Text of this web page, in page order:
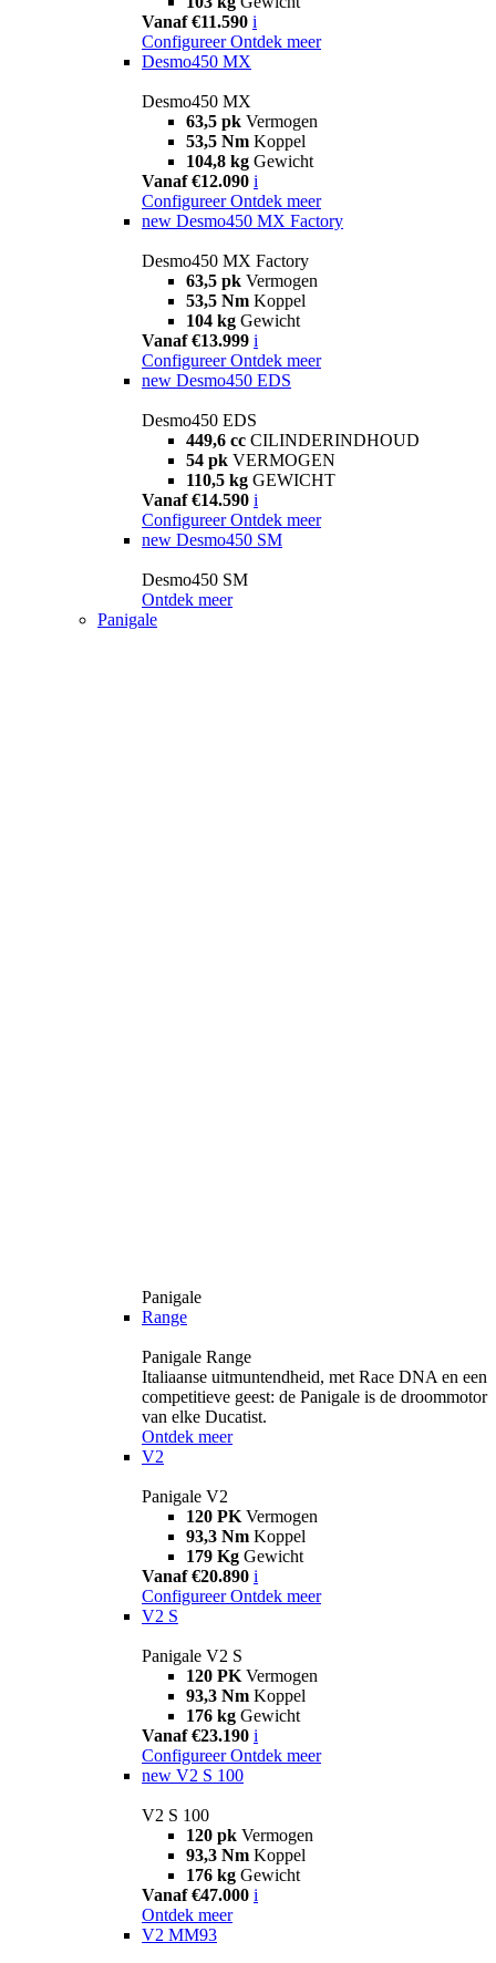
Vanaf €11.590 i
Configureer Ontdek meer
Desmo450 MX
Desmo450 MX
63,5 pk Vermogen
53,5 Nm Koppel
104,8 kg Gewicht
Vanaf €12.090 i
Configureer Ontdek meer
new Desmo450 MX Factory
Desmo450 MX Factory
63,5 pk Vermogen
53,5 Nm Koppel
104 kg Gewicht
Vanaf €13.999 i
Configureer Ontdek meer
new Desmo450 EDS
Desmo450 EDS
449,6 cc CILINDERINDHOUD
54 pk VERMOGEN
110,5 kg GEWICHT
Vanaf €14.590 i
Configureer Ontdek meer
new Desmo450 SM
Desmo450 SM
Ontdek meer
Panigale
Panigale
Range
Panigale Range
Italiaanse uitmuntendheid, met Race DNA en een
competitieve geest: de Panigale is de droommotor
van elke Ducatist.
Ontdek meer
V2
Panigale V2
120 PK Vermogen
93,3 Nm Koppel
179 Kg Gewicht
Vanaf €20.890 i
Configureer Ontdek meer
V2 S
Panigale V2 S
120 PK Vermogen
93,3 Nm Koppel
176 kg Gewicht
Vanaf €23.190 i
Configureer Ontdek meer
new V2 S 100
V2 S 100
120 pk Vermogen
93,3 Nm Koppel
176 kg Gewicht
Vanaf €47.000 i
Ontdek meer
V2 MM93